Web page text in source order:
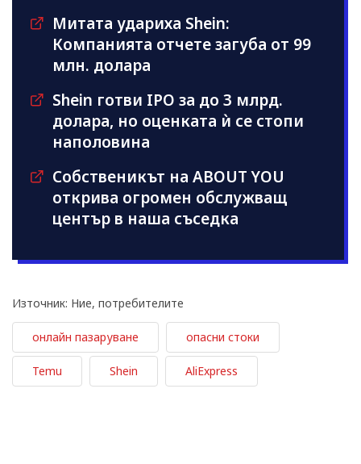
Митата удариха Shein:
Компанията отчете загуба от 99
млн. долара
Shein готви IPO за до 3 млрд.
долара, но оценката ѝ се стопи
наполовина
Собственикът на ABOUT YOU
открива огромен обслужващ
център в наша съседка
Източник: Ние, потребителите
онлайн пазаруване опасни стоки
Temu Shein AliExpress